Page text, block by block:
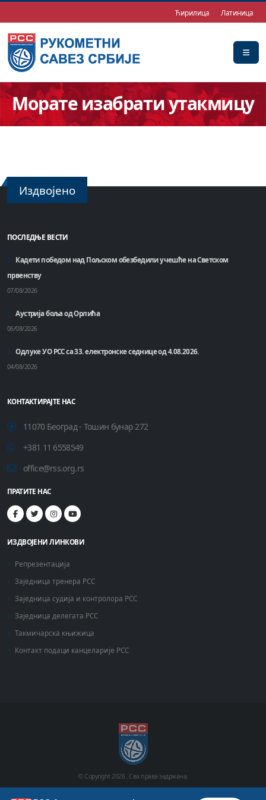
Ћирилица Латиница
Морате изабрати утакмицу
Издвојено
ПОСЛЕДЊЕ ВЕСТИ
Кадети победом над Пољском обезбедили учешће на Светском
првенству
07/08/2026
Аустрија боља од Орлића
06/08/2026
Одлуке УО РСС са 33. електронске седнице од 4.08.2026.
04/08/2026
КОНТАКТИРАЈТЕ НАС
11070 Београд - Тошин бунар 272
+381 11 6558549
office@rss.org.rs
ПРАТИТЕ НАС
ИЗДВОЈЕНИ ЛИНКОВИ
Репрезентација
Заједница тренера РСС
Заједница судија и контролора РСС
Заједница делегата РСС
Такмичарска књижица
Контакт подаци канцеларије РСС
© Copyright2026 . Сва права задржана.